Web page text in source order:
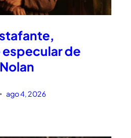
de
• ago 4, 2026